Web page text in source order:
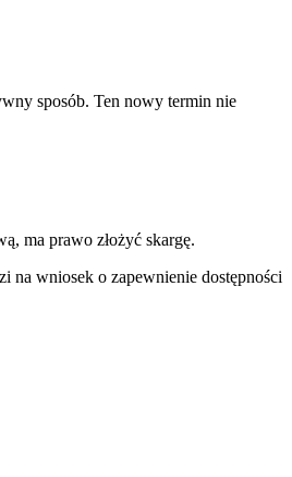
sposób. Ten nowy termin nie
ma prawo złożyć skargę.
na wniosek o zapewnienie dostępności